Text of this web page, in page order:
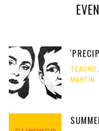
TEATRO
MARTÍN